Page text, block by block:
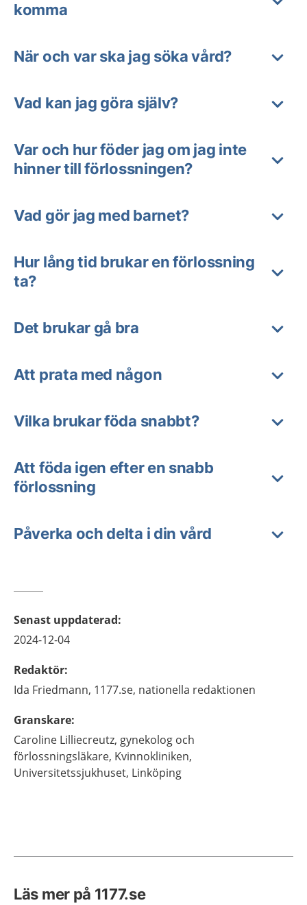
komma
När och var ska jag söka vård?
Vad kan jag göra själv?
Var och hur föder jag om jag inte
hinner till förlossningen?
Vad gör jag med barnet?
Hur lång tid brukar en förlossning
ta?
Det brukar gå bra
Att prata med någon
Vilka brukar föda snabbt?
Att föda igen efter en snabb
förlossning
Påverka och delta i din vård
Senast uppdaterad:
2024-12-04
Redaktör:
Ida Friedmann, 1177.se, nationella redaktionen
Granskare:
Caroline Lilliecreutz, gynekolog och
förlossningsläkare, Kvinnokliniken,
Universitetssjukhuset, Linköping
Läs mer på 1177.se